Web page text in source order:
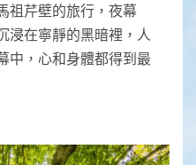
祖芹壁的旅行，夜幕
浸在寧靜的黑暗裡，人
中，心和身體都得到最